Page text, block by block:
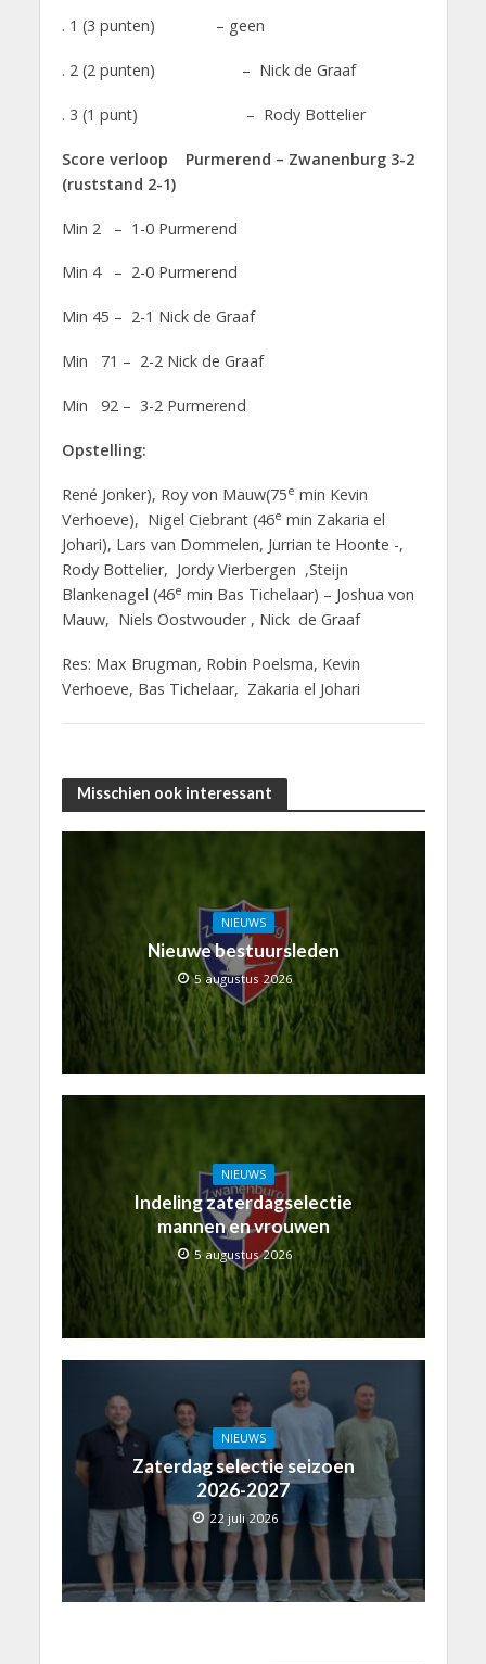
. 1 (3 punten) – geen
. 2 (2 punten) – Nick de Graaf
. 3 (1 punt) – Rody Bottelier
Score verloop Purmerend – Zwanenburg 3-2
(ruststand 2-1)
Min 2 – 1-0 Purmerend
Min 4 – 2-0 Purmerend
Min 45 – 2-1 Nick de Graaf
Min 71 – 2-2 Nick de Graaf
Min 92 – 3-2 Purmerend
Opstelling:
René Jonker), Roy von Mauw(75e min Kevin
Verhoeve), Nigel Ciebrant (46e min Zakaria el
Johari), Lars van Dommelen, Jurrian te Hoonte -,
Rody Bottelier, Jordy Vierbergen ,Steijn
Blankenagel (46e min Bas Tichelaar) – Joshua von
Mauw, Niels Oostwouder , Nick de Graaf
Res: Max Brugman, Robin Poelsma, Kevin
Verhoeve, Bas Tichelaar, Zakaria el Johari
Misschien ook interessant
NIEUWS
Nieuwe bestuursleden
5 augustus 2026
NIEUWS
Indeling zaterdagselectie
mannen en vrouwen
5 augustus 2026
NIEUWS
Zaterdag selectie seizoen
2026-2027
22 juli 2026